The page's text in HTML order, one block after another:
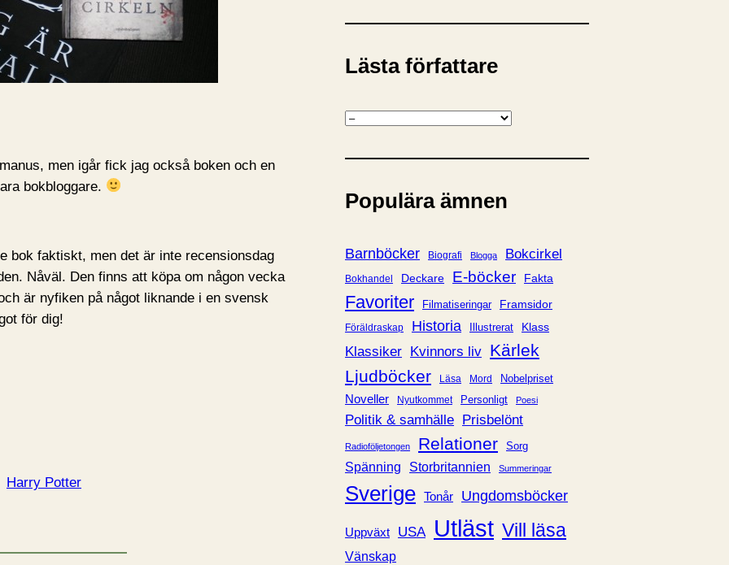
men igår fick jag också boken och en
bokbloggare.
bok faktiskt, men det är inte recensionsdag
Nåväl. Den finns att köpa om någon vecka
är nyfiken på något liknande i en svensk
för dig!
Harry Potter
Lästa författare
K
t
g
i
e
r
Populära ämnen
Barnböcker Biografi Blogga Bokcirkel
Bokhandel Deckare E-böcker Fakta
Favoriter Filmatiseringar Framsidor
Föräldraskap Historia Illustrerat Klass
Klassiker Kvinnors liv Kärlek
Ljudböcker
Läsa Mord Nobelpriset
Noveller Nyutkommet Personligt Poesi
Politik & samhälle Prisbelönt
Radioföljetongen Relationer Sorg
Spänning Storbritannien Summeringar
Sverige Tonår Ungdomsböcker
Uppväxt USA Utläst Vill läsa
Vänskap